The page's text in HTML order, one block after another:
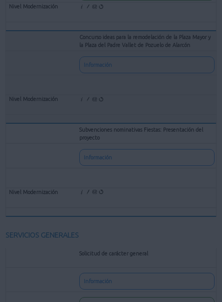
Concurso ideas para la remodelación de la Plaza Mayor y
la Plaza del Padre Vallet de Pozuelo de Alarcón
Información
Subvenciones nominativas Fiestas: Presentación del
proyecto
Información
SERVICIOS GENERALES
Solicitud de carácter general
Información